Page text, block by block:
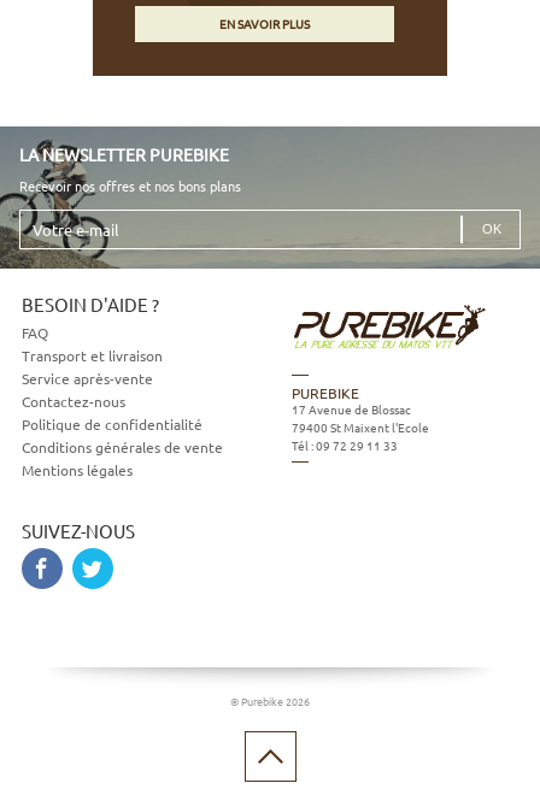
EN SAVOIR PLUS
LA NEWSLETTER PUREBIKE
Recevoir nos offres et nos bons plans
Votre
e-
mail
BESOIN D'AIDE ?
FAQ
Transport et livraison
Service après-vente
Contactez-nous
Politique de confidentialité
Conditions générales de vente
Mentions légales
SUIVEZ-NOUS
PUREBIKE
17 Avenue de Blossac
79400 St Maixent l'Ecole
Tél :09 72 29 11 33
© Purebike 2026